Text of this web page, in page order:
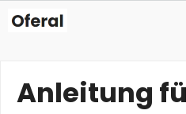
Zum
Inhalt
Anleitung